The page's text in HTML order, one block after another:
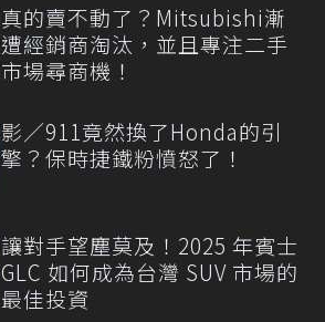
真的賣不動了？Mitsubishi漸
遭經銷商淘汰，並且專注二手
市場尋商機！
影／911竟然換了Honda的引
擎？保時捷鐵粉憤怒了！
讓對手望塵莫及！2025 年賓士
GLC 如何成為台灣 SUV 市場的
最佳投資